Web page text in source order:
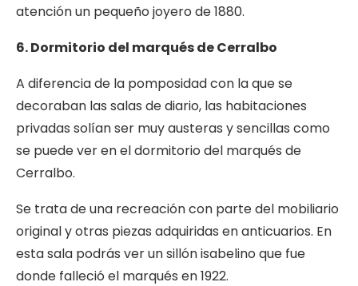
atención un pequeño joyero de 1880.
6. Dormitorio del marqués de Cerralbo
A diferencia de la pomposidad con la que se
decoraban las salas de diario, las habitaciones
privadas solían ser muy austeras y sencillas como
se puede ver en el dormitorio del marqués de
Cerralbo.
Se trata de una recreación con parte del mobiliario
original y otras piezas adquiridas en anticuarios. En
esta sala podrás ver un sillón isabelino que fue
donde falleció el marqués en 1922.